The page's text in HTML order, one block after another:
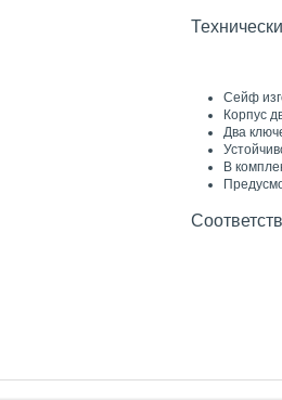
Сейф
Корпус
Два
В